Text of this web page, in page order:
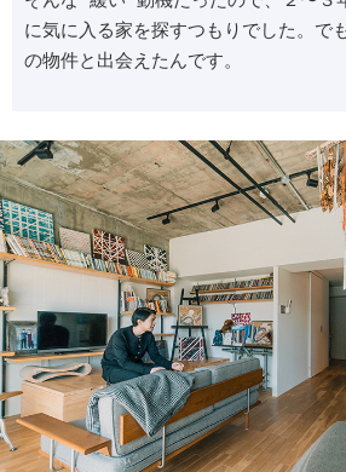
に気に入る家を探すつもりでした。で
の物件と出会えたんです。